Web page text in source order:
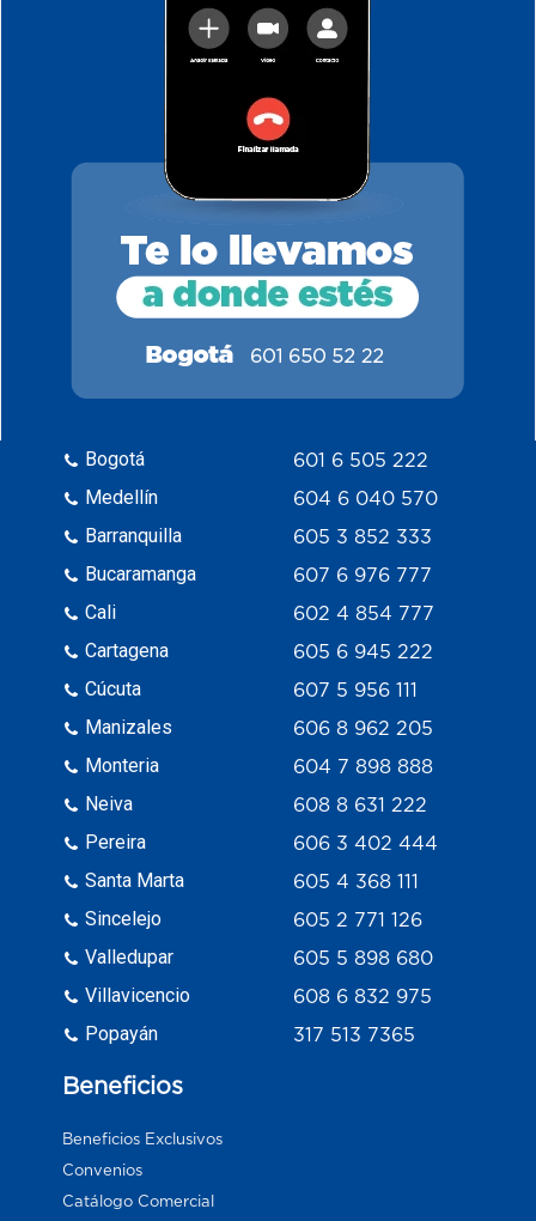
Bogotá
Medellín
Barranquilla
Bucaramanga
Cali
Cartagena
Cúcuta
Manizales
Monteria
Neiva
Pereira
Santa Marta
Sincelejo
Valledupar
Villavicencio
Popayán
601 6 505 222
604 6 040 570
605 3 852 333
607 6 976 777
602 4 854 777
605 6 945 222
607 5 956 111
606 8 962 205
604 7 898 888
608 8 631 222
606 3 402 444
605 4 368 111
605 2 771 126
605 5 898 680
608 6 832 975
317 513 7365
Beneficios
Beneficios Exclusivos
Convenios
Catálogo Comercial